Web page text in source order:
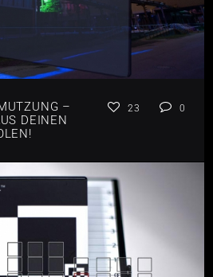
–
DEINEN
23 0